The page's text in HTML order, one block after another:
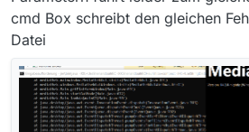
cmd Box schreibt den gleichen
Datei